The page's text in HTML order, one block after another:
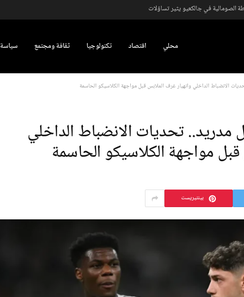
في جالكعيو يثير تساؤلات
محلي اقتصاد تكنولوجيا ثقافة ومجتمع سياسة
الانضباط الداخلي وانهيار غرف الملابس قبل مواجهة الكلاسيكو الحاسمة
مدريد.. تحديات الانضباط الداخلي
مواجهة الكلاسيكو الحاسمة
بينتيريست